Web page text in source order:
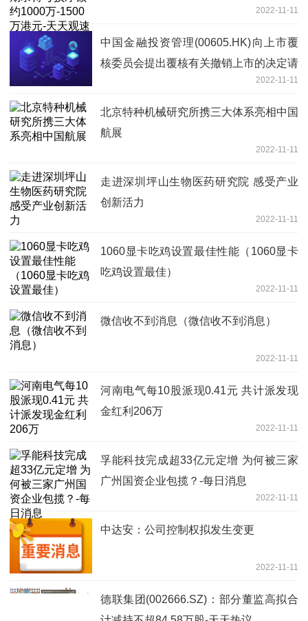
2022-11-11
中国金融投资管理(00605.HK)向上市覆
核委员会提出覆核有关撤销上市的决定请
2022-11-11
北京特种机械研究所携三大体系亮相中国
航展
2022-11-11
走进深圳坪山生物医药研究院 感受产业
创新活力
2022-11-11
1060显卡吃鸡设置最佳性能（1060显卡
吃鸡设置最佳）
2022-11-11
微信收不到消息（微信收不到消息）
2022-11-11
河南电气每10股派现0.41元 共计派发现
金红利206万
2022-11-11
孚能科技完成超33亿元定增 为何被三家
广州国资企业包揽？-每日消息
2022-11-11
中达安：公司控制权拟发生变更
2022-11-11
德联集团(002666.SZ)：部分董监高拟合